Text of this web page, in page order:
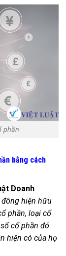
phần
bằng cách
Doanh
đông hiện hữu
phần, loại cổ
cổ phần đó
hiện có của họ